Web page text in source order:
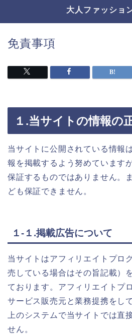
大人ファッショ
免責事項
１.当サイトの情報の
当サイトに公開されている情報
報を掲載するよう努めています
保証するものではありません。
ども保証できません。
１-１.掲載広告について
当サイトはアフィリエイトプロ
売している場合はその旨記載）
ております。アフィリエイトプ
サービス販売元と業務提携をし
上のシステムで当サイトでは直
せん。